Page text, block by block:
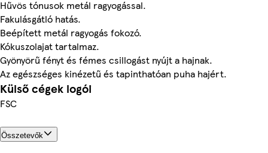
Hűvös tónusok metál ragyogással.
Fakulásgátló hatás.
Beépített metál ragyogás fokozó.
Kókuszolajat tartalmaz.
Gyönyörű fényt és fémes csillogást nyújt a hajnak.
Az egészséges kinézetű és tapinthatóan puha hajért.
Külső cégek logói
FSC
Összetevők